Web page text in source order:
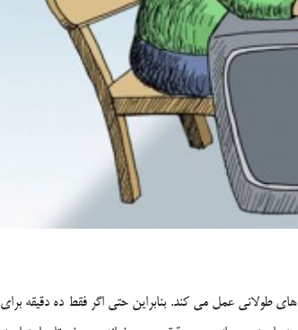
طولاني عمل مي كند. بنابراين حتي اگر فقط ده دقيقه براي